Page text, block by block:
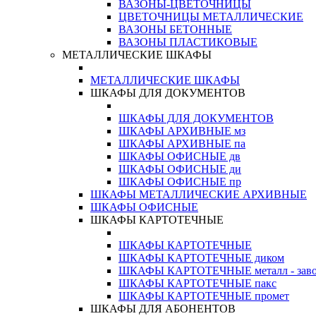
ВАЗОНЫ-ЦВЕТОЧНИЦЫ
ЦВЕТОЧНИЦЫ МЕТАЛЛИЧЕСКИЕ
ВАЗОНЫ БЕТОННЫЕ
ВАЗОНЫ ПЛАСТИКОВЫЕ
МЕТАЛЛИЧЕСКИЕ ШКАФЫ
МЕТАЛЛИЧЕСКИЕ ШКАФЫ
ШКАФЫ ДЛЯ ДОКУМЕНТОВ
ШКАФЫ ДЛЯ ДОКУМЕНТОВ
ШКАФЫ АРХИВНЫЕ мз
ШКАФЫ АРХИВНЫЕ па
ШКАФЫ ОФИСНЫЕ дв
ШКАФЫ ОФИСНЫЕ ди
ШКАФЫ ОФИСНЫЕ пр
ШКАФЫ МЕТАЛЛИЧЕСКИЕ АРХИВНЫЕ
ШКАФЫ ОФИСНЫЕ
ШКАФЫ КАРТОТЕЧНЫЕ
ШКАФЫ КАРТОТЕЧНЫЕ
ШКАФЫ КАРТОТЕЧНЫЕ диком
ШКАФЫ КАРТОТЕЧНЫЕ металл -
ШКАФЫ КАРТОТЕЧНЫЕ пакс
ШКАФЫ КАРТОТЕЧНЫЕ промет
ШКАФЫ ДЛЯ АБОНЕНТОВ